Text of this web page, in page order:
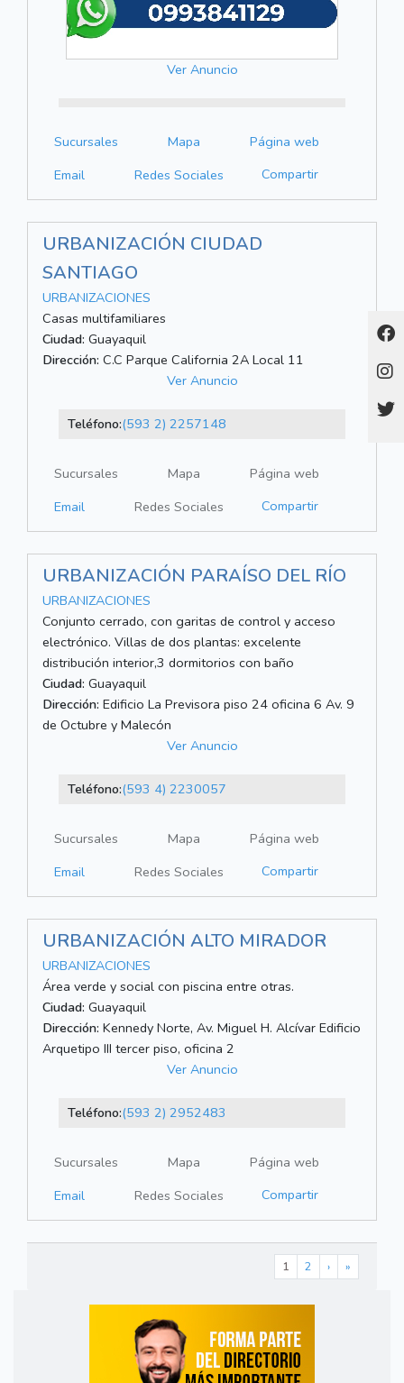
Ver Anuncio
Sucursales Mapa
Página web
Email
Redes Sociales Compartir
URBANIZACIÓN CIUDAD
SANTIAGO
URBANIZACIONES
Casas multifamiliares
Ciudad: Guayaquil
Dirección: C.C Parque California 2A Local 11
Ver Anuncio
Teléfono:(593 2) 2257148
Sucursales Mapa
Página web
Email
Redes Sociales Compartir
URBANIZACIÓN PARAÍSO DEL RÍO
URBANIZACIONES
Conjunto cerrado, con garitas de control y acceso
electrónico. Villas de dos plantas: excelente
distribución interior,3 dormitorios con baño
Ciudad: Guayaquil
Dirección: Edificio La Previsora piso 24 oficina 6 Av. 9
de Octubre y Malecón
Ver Anuncio
Teléfono:(593 4) 2230057
Sucursales Mapa
Página web
Email
Redes Sociales Compartir
URBANIZACIÓN ALTO MIRADOR
URBANIZACIONES
Área verde y social con piscina entre otras.
Ciudad: Guayaquil
Dirección: Kennedy Norte, Av. Miguel H. Alcívar Edificio
Arquetipo III tercer piso, oficina 2
Ver Anuncio
Teléfono:(593 2) 2952483
Sucursales Mapa
Página web
Email
Redes Sociales Compartir
1 2 › »